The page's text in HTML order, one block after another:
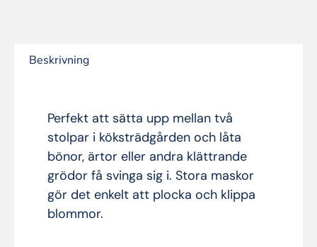
Beskrivning
Perfekt att sätta upp mellan två
stolpar i köksträdgården och låta
bönor, ärtor eller andra klättrande
grödor få svinga sig i. Stora maskor
gör det enkelt att plocka och klippa
blommor.